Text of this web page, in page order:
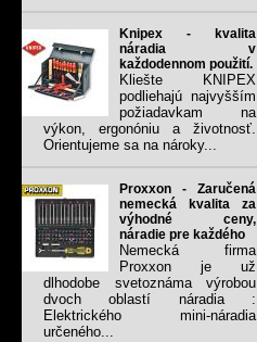
Knipex - kvalita
náradia v
každodennom použití.
Kliešte KNIPEX
podliehajú najvyšším
požiadavkam na
výkon, ergonóniu a životnosť.
Orientujeme sa na nároky...
Proxxon - Zaručená
nemecká kvalita za
výhodné ceny,
náradie pre každého
Nemecká firma
Proxxon je už
dlhodobe svetoznáma výrobou
dvoch oblastí náradia :
Elektrického mini-náradia
určeného...